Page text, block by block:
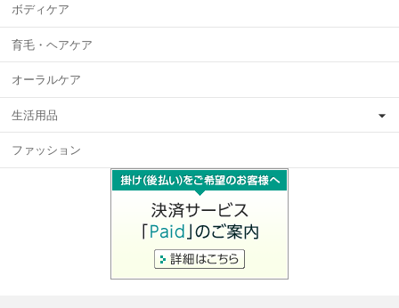
ボディケア
育毛・ヘアケア
オーラルケア
生活用品
ファッション